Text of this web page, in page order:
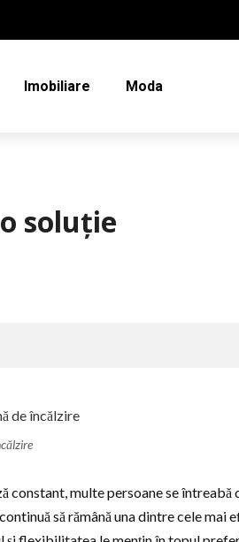
Imobiliare Moda
soluție
multe persoane se întreabă
să rămână una dintre cele mai